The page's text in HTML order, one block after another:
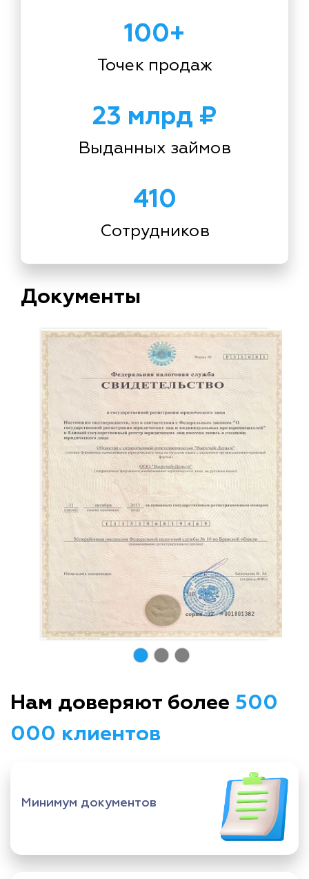
100+
Точек продаж
23 млрд ₽
Выданных займов
410
Сотрудников
Документы
Нам доверяют более 500
000 клиентов
Минимум документов